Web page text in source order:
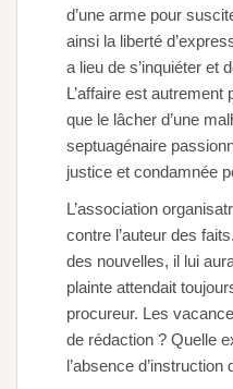
d’une arme pour
ainsi la liberté
a lieu de s’inquiéter et
L’affaire est
que le lâcher d’une
septuagénaire
justice et condamnée
L’association
contre l’auteur des
des nouvelles, il lui
plainte attendait
procureur. Les
de rédaction ? Quelle
l’absence